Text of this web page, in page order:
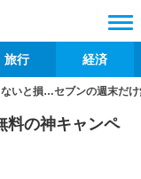
旅行 経済
いと損…セブンの週末だ
料の神キャンペ